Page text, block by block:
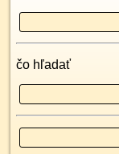
čo hľadať